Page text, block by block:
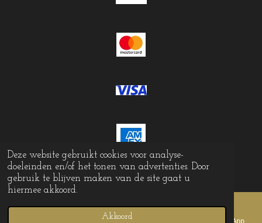
Deze website gebruikt cookies voor analyse-
doeleinden en/of het tonen van advertenties. Door
gebruik te blijven maken van de site gaat u
hiermee akkoord.
Akkoord
© 2023 - 2026 Krokomingo
Telefoonnummer WhatsApp